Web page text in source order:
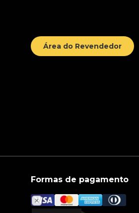
Área do Revendedor
Formas de pagamento